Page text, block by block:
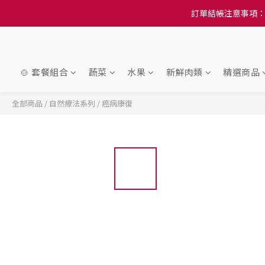
訂單結帳注意事項
訂單結帳注意事項
訂單結帳注意事項
🍲 套餐組合 蔬菜 水果 新鮮肉類 精選商品
全部商品 / 自然療法系列 /癌病康復